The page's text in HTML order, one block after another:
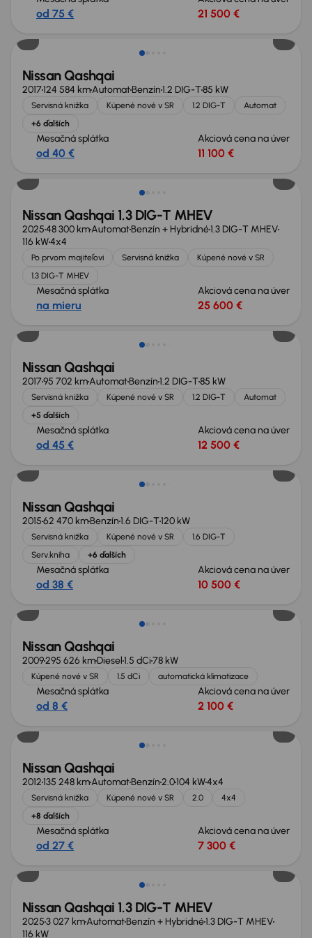
od 75 € 21 500 €
Nissan Qashqai
2017124 584 kmAutomatBenzín1.2 DIG-T85 kW
Servisná knižka Kúpené nové v SR 1.2 DIG-T
Automat
+6 ďalších
Mesačná splátka
od 40 €
Akciová cena na úver
11 100 €
Nissan Qashqai 1.3 DIG-T MHEV
202548 300 kmAutomatBenzín + Hybridné1.3 DIG-T MHEV
116 kW4x4
Po prvom majiteľovi Servisná knižka
Kúpené nové v SR
1.3 DIG-T MHEV
Mesačná splátka
na mieru
Akciová cena na úver
25 600 €
Nissan Qashqai
201795 702 kmAutomatBenzín1.2 DIG-T85 kW
Servisná knižka Kúpené nové v SR 1.2 DIG-T
Automat
+5 ďalších
Mesačná splátka
od 45 €
Akciová cena na úver
12 500 €
Nissan Qashqai
201562 470 kmBenzín1.6 DIG-T120 kW
Servisná knižka Kúpené nové v SR
1.6 DIG-T
Serv.kniha
+6 ďalších
Mesačná splátka
od 38 €
Akciová cena na úver
10 500 €
Zlacnené o 500 €
Nissan Qashqai
2009295 626 kmDiesel1.5 dCi78 kW
Kúpené nové v SR 1.5 dCi automatická klimatizace
Mesačná splátka
od 8 €
Akciová cena na úver
2 100 €
Nissan Qashqai
2012135 248 kmAutomatBenzín2.0104 kW4x4
Servisná knižka Kúpené nové v SR 2.0
4x4
+8 ďalších
Mesačná splátka
od 27 €
Akciová cena na úver
7 300 €
Zlacnené o 1 500 €
Nissan Qashqai 1.3 DIG-T MHEV
20253 027 kmAutomatBenzín + Hybridné1.3 DIG-T MHEV
116 kW